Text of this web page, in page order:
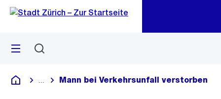
Navigation
Sprunglink
Menü
Deutsch
Blende alle Breadcrumbs ein
Mann bei Verkehrsunfall verstorben